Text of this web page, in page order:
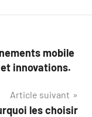
mobile
innovations.
Article suivant
les choisir